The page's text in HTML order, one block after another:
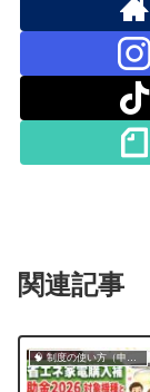
関連記事